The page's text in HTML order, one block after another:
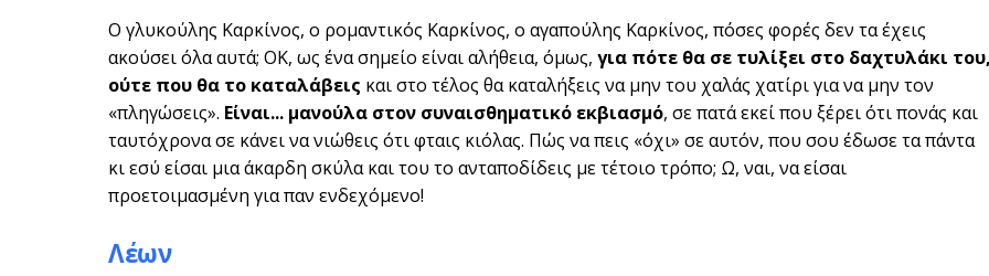
Ο γλυκούλης Καρκίνος, ο ρομαντικός Καρκίνος, ο αγαπούλης Καρκίνος, πόσες φορές δεν τα έχεις
ακούσει όλα αυτά; ΟΚ, ως ένα σημείο είναι αλήθεια, όμως, για πότε θα σε τυλίξει στο δαχτυλάκι
ούτε που θα το καταλάβεις και στο τέλος θα καταλήξεις να μην του χαλάς χατίρι για να μην τον
«πληγώσεις». Είναι... μανούλα στον συναισθηματικό εκβιασμό, σε πατά εκεί που ξέρει ότι πονάς και
ταυτόχρονα σε κάνει να νιώθεις ότι φταις κιόλας. Πώς να πεις «όχι» σε αυτόν, που σου έδωσε τα πάντα
κι εσύ είσαι μια άκαρδη σκύλα και του το ανταποδίδεις με τέτοιο τρόπο; Ω, ναι, να είσαι
προετοιμασμένη για παν ενδεχόμενο!
Λέων